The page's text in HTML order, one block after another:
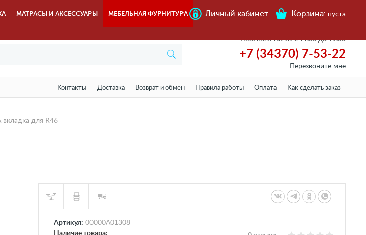
МАТРАСЫ И АКСЕССУАРЫ МЕБЕЛЬНАЯ ФУРНИТУРА Личный кабинет Корзина: пуста
РаботаемПн-пт с 11.00 до 19.00
+7 (34370) 7-53-22
Перезвоните мне
Контакты Доставка Возврат и обмен Правила работы Оплата Как сделать заказ
вкладка для R46
Артикул: 00000А01308
Наличие товара: